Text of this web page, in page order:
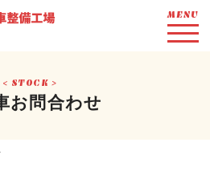
MENU
STOCK
お問合わせ